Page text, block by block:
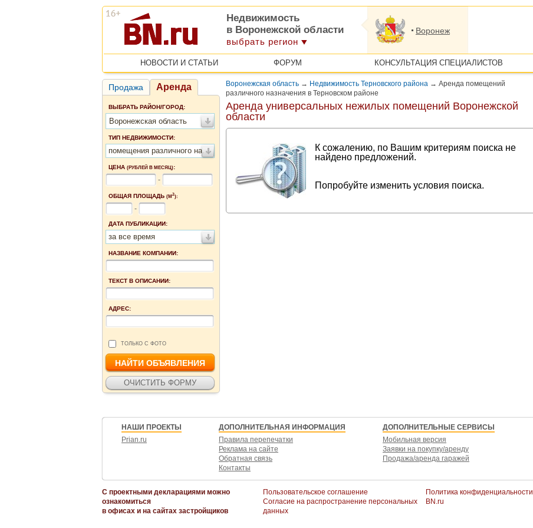
Недвижимость
в Воронежской области
выбрать регион
Воронеж
НОВОСТИ И СТАТЬИ ФОРУМ КОНСУЛЬТАЦИЯ СПЕЦИАЛИСТОВ
Продажа Аренда
ВЫБРАТЬ РАЙОН/ГОРОД:
Воронежская область
ТИП НЕДВИЖИМОСТИ:
помещения различного назначения
ЦЕНА (РУБЛЕЙ В МЕСЯЦ):
-
ОБЩАЯ ПЛОЩАДЬ (М2):
-
ДАТА ПУБЛИКАЦИИ:
за все время
НАЗВАНИЕ КОМПАНИИ:
ТЕКСТ В ОПИСАНИИ:
АДРЕС:
ТОЛЬКО С ФОТО
Воронежская область → Недвижимость Терновского района → Аренда помещений
различного назначения в Терновском районе
Аренда универсальных нежилых помещений Воронежской
области
К сожалению, по Вашим критериям поиска не
найдено предложений.
Попробуйте изменить условия поиска.
НАШИ ПРОЕКТЫ
Prian.ru
ДОПОЛНИТЕЛЬНАЯ ИНФОРМАЦИЯ
Правила перепечатки
Реклама на сайте
Обратная связь
Контакты
ДОПОЛНИТЕЛЬНЫЕ СЕРВИСЫ
Мобильная версия
Заявки на покупку/аренду
Продажа/аренда гаражей
С проектными декларациями можно
ознакомиться
в офисах и на сайтах застройщиков
Пользовательское соглашение
Согласие на распространение персональных
данных
Политика конфиденциальности
BN.ru